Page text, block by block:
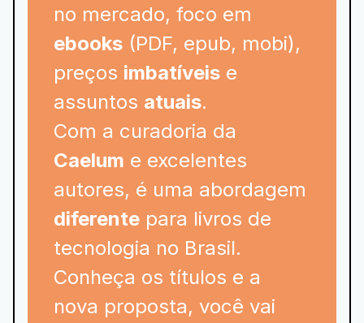
no mercado, foco em
ebooks (PDF, epub, mobi),
preços imbatíveis e
assuntos atuais.
Com a curadoria da
Caelum e excelentes
autores, é uma abordagem
diferente para livros de
tecnologia no Brasil.
Conheça os títulos e a
nova proposta, você vai